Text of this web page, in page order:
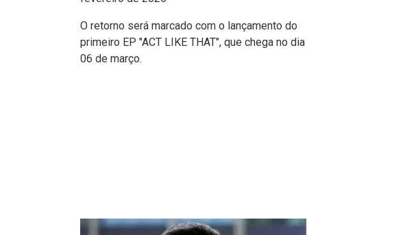
O retorno será marcado com o lançamento do
primeiro EP "ACT LIKE THAT", que chega no dia
06 de março.